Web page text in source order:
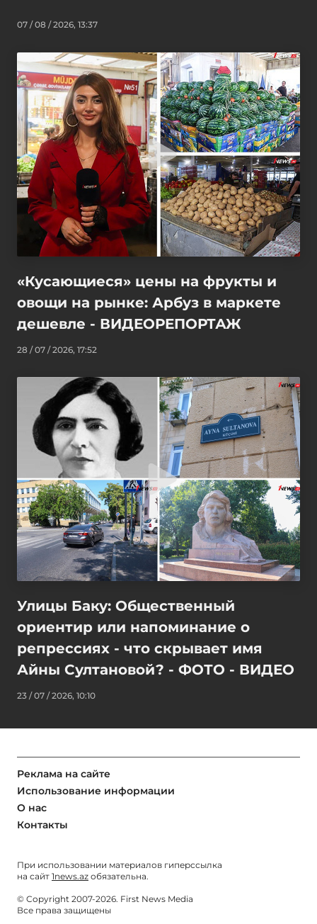
07 / 08 / 2026, 13:37
«Кусающиеся» цены на фрукты и
овощи на рынке: Арбуз в маркете
дешевле - ВИДЕОРЕПОРТАЖ
28 / 07 / 2026, 17:52
Улицы Баку: Общественный
ориентир или напоминание о
репрессиях - что скрывает имя
Айны Султановой? - ФОТО - ВИДЕО
23 / 07 / 2026, 10:10
Реклама на сайте
Использование информации
О нас
Контакты
При использовании материалов гиперссылка
на сайт 1news.az обязательна.
© Copyright 2007-2026. First News Media
Все права защищены